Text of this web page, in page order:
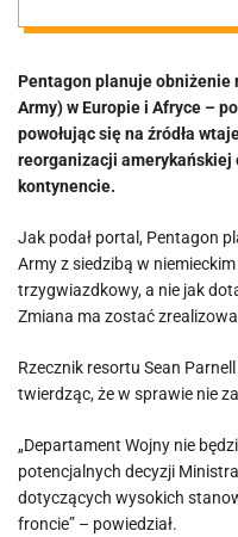
w
Afryce
Pentagon planuje obniżenie
Army) w Europie i Afryce –
powołując się na źródła
reorganizacji amerykańskiej
kontynencie.
Jak podał portal, Pentagon
Army z siedzibą w
trzygwiazdkowy, a nie jak
Zmiana ma zostać
Rzecznik resortu Sean
twierdząc, że w sprawie nie
„Departament Wojny nie
potencjalnych decyzji
dotyczących wysokich
froncie” – powiedział.